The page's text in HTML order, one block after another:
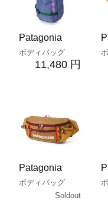
Patagonia
ボディバッグ
11,480 円
Patagonia
ボディバッグ
Soldout